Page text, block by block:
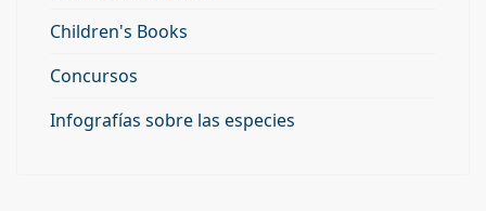
Children's Books
Concursos
Infografías sobre las especies